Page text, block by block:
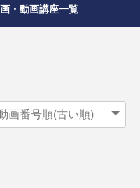
・動画講座一覧